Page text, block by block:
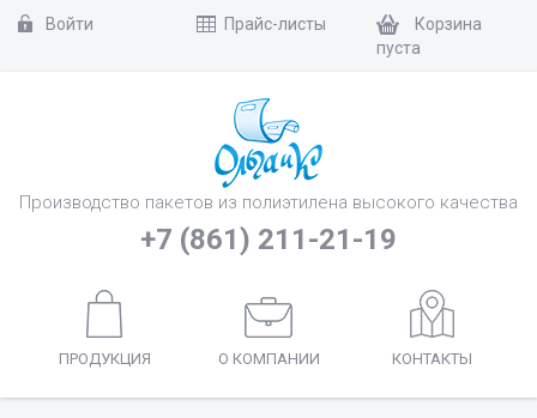
Войти Прайс-листы
Корзина
пуста
Производство пакетов из полиэтилена высокого качества
+7 (861) 211-21-19
ПРОДУКЦИЯ О КОМПАНИИ КОНТАКТЫ